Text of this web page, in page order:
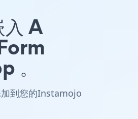
入 A
。
到您的Instamojo